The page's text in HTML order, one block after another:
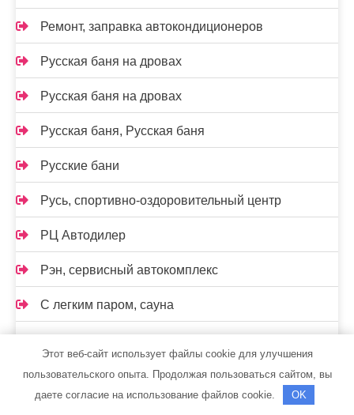
Ремонт, заправка автокондиционеров
Русская баня на дровах
Русская баня на дровах
Русская баня, Русская баня
Русские бани
Русь, спортивно-оздоровительный центр
РЦ Автодилер
Рэн, сервисный автокомплекс
С легким паром, сауна
Сауна, Сауна
Этот веб-сайт использует файлы cookie для улучшения
пользовательского опыта. Продолжая пользоваться сайтом, вы
даете согласие на использование файлов cookie.
OK